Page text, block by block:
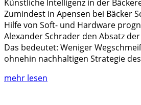
Künstliche Intelligenz in der
Zumindest in Apensen bei Bäcker
Hilfe von Soft- und Hardware
Alexander Schrader den Absatz
Das bedeutet: Weniger
ohnehin nachhaltigen Strategie
mehr lesen